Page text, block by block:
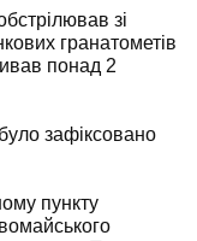
зі
гранатометів
понад 2
зафіксовано
пункту